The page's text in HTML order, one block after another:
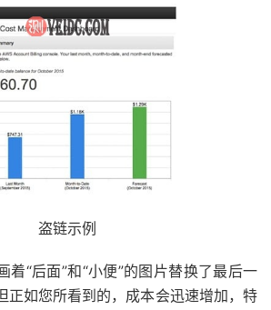
盗链示例
着“后面”和“小便”的图片替换了最后一
正如您所看到的，成本会迅速增加，特